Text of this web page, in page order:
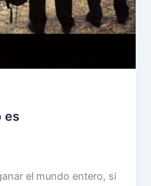
es
el mundo entero, si